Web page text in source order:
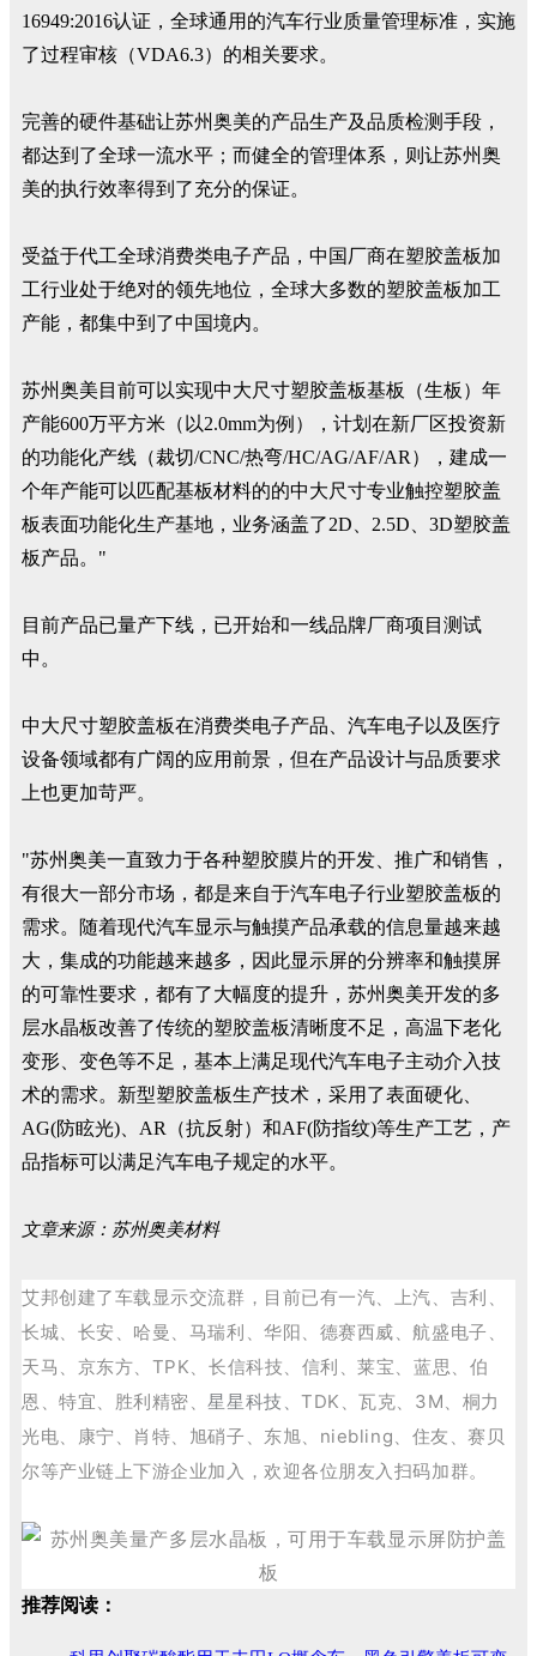
16949:2016认证，全球通用的汽车行业质量管理标准，实施
了过程审核（VDA6.3）的相关要求。
完善的硬件基础让苏州奥美的产品生产及品质检测手段，
都达到了全球一流水平；而健全的管理体系，则让苏州奥
美的执行效率得到了充分的保证。
受益于代工全球消费类电子产品，中国厂商在塑胶盖板加
工行业处于绝对的领先地位，全球大多数的塑胶盖板加工
产能，都集中到了中国境内。
苏州奥美目前可以实现中大尺寸塑胶盖板基板（生板）年
产能600万平方米（以2.0mm为例），计划在新厂区投资新
的功能化产线（裁切/CNC/热弯/HC/AG/AF/AR），建成一
个年产能可以匹配基板材料的的中大尺寸专业触控塑胶盖
板表面功能化生产基地，业务涵盖了2D、2.5D、3D塑胶盖
板产品。"
目前产品已量产下线，已开始和一线品牌厂商项目测试
中。
中大尺寸塑胶盖板在消费类电子产品、汽车电子以及医疗
设备领域都有广阔的应用前景，但在产品设计与品质要求
上也更加苛严。
"苏州奥美一直致力于各种塑胶膜片的开发、推广和销售，
有很大一部分市场，都是来自于汽车电子行业塑胶盖板的
需求。随着现代汽车显示与触摸产品承载的信息量越来越
大，集成的功能越来越多，因此显示屏的分辨率和触摸屏
的可靠性要求，都有了大幅度的提升，苏州奥美开发的多
层水晶板改善了传统的塑胶盖板清晰度不足，高温下老化
变形、变色等不足，基本上满足现代汽车电子主动介入技
术的需求。新型塑胶盖板生产技术，采用了表面硬化、
AG(防眩光)、AR（抗反射）和AF(防指纹)等生产工艺，产
品指标可以满足汽车电子规定的水平。
文章来源：苏州奥美材料
艾邦创建了车载显示交流群，目前已有一汽、上汽、吉利、
长城、长安、哈曼、马瑞利、华阳、德赛西威、航盛电子、
天马、京东方、TPK、长信科技、信利、莱宝、蓝思、伯
恩、特宜、胜利精密、星星科技、TDK、瓦克、3M、桐力
光电、康宁、肖特、旭硝子、东旭、niebling、住友、赛贝
尔等产业链上下游企业加入，欢迎各位朋友入扫码加群。
推荐阅读：